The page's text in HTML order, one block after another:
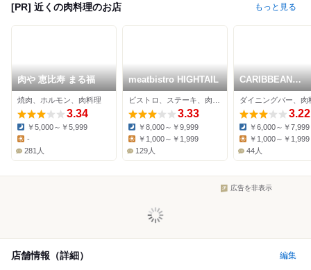
[PR] 近くの肉料理のお店 もっと見る
肉や 恵比寿 まる福
焼肉、ホルモン、肉料理
3.34
Dinner:
￥5,000～￥5,999
-
281人
meatbistro HIGHTAIL
3.33
Dinner:
￥8,000～￥9,999
￥1,000～￥1,999
129人
CARIBBEAN
RESTAURANT
SUNNY CAFE
3.22
Dinner:
￥6,000～￥7,999
Lunch:
￥1,000～￥1,999
44人
広告を非表示
店舗情報（詳細） 編集